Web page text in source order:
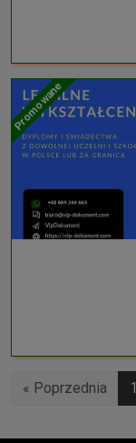
Promowane
« Poprzednia 1